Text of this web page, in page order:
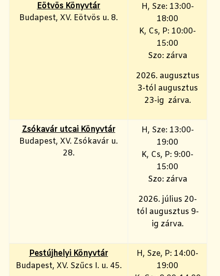
Eötvös Könyvtár
Budapest, XV. Eötvös u. 8.
H, Sze: 13:00-
18:00
K, Cs, P: 10:00-
15:00
Szo: zárva
2026. augusztus
3-tól augusztus
23-ig zárva.
Zsókavár utcai Könyvtár
Budapest, XV. Zsókavár u.
28.
H, Sze: 13:00-
19:00
K, Cs, P: 9:00-
15:00
Szo: zárva
2026. július 20-
tól augusztus 9-
ig zárva.
Pestújhelyi Könyvtár
Budapest, XV. Szűcs I. u. 45.
H, Sze, P: 14:00-
19:00